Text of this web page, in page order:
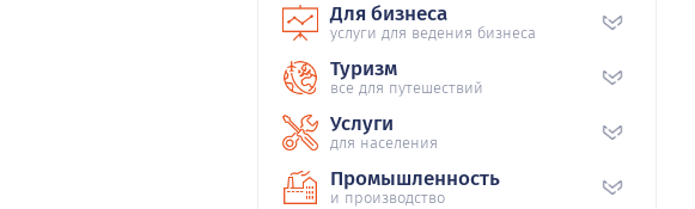
Для бизнеса
услуги для ведения бизнеса
Туризм
все для путешествий
Услуги
для населения
Промышленность
и производство